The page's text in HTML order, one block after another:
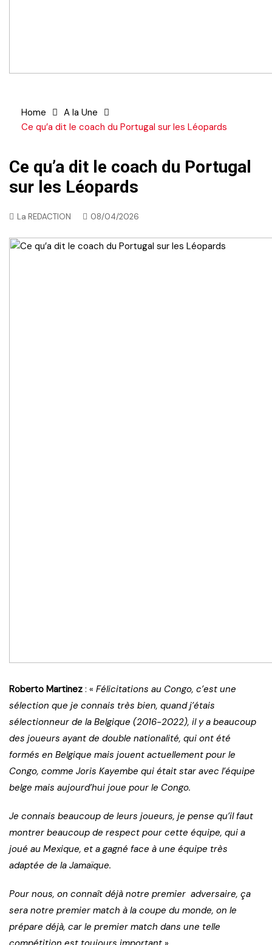
Home
A la Une
Ce qu’a dit le coach du Portugal sur les Léopards
Ce qu’a dit le coach du Portugal
sur les Léopards
La REDACTION 08/04/2026
Roberto Martinez : « Félicitations au Congo, c’est une
sélection que je connais très bien, quand j’étais
sélectionneur de la Belgique (2016-2022), il y a beaucoup
des joueurs ayant de double nationalité, qui ont été
formés en Belgique mais jouent actuellement pour le
Congo, comme Joris Kayembe qui était star avec l’équipe
belge mais aujourd’hui joue pour le Congo.
Je connais beaucoup de leurs joueurs, je pense qu’il faut
montrer beaucoup de respect pour cette équipe, qui a
joué au Mexique, et a gagné face à une équipe très
adaptée de la Jamaïque.
Pour nous, on connaît déjà notre premier adversaire, ça
sera notre premier match à la coupe du monde, on le
prépare déjà, car le premier match dans une telle